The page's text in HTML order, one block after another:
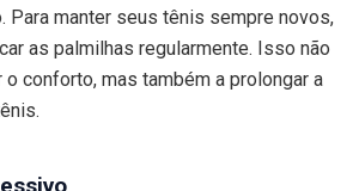
Para manter seus tênis sempre novos,
as palmilhas regularmente. Isso não
o conforto, mas também a prolongar a